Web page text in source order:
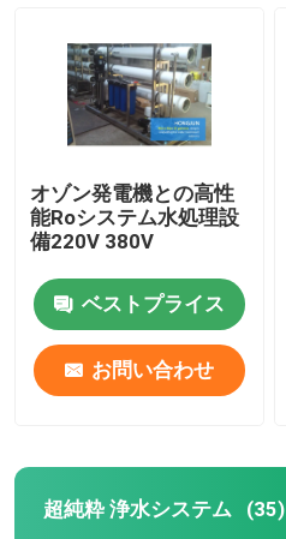
オゾン発電機との高性
能Roシステム水処理設
備220V 380V
ベストプライス
お問い合わせ
超純粋 浄水システム (35)